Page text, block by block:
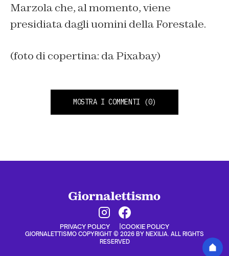
Marzola che, al momento, viene
presidiata dagli uomini della Forestale.
(foto di copertina: da Pixabay)
MOSTRA I COMMENTI (0)
PRIVACY POLICY COOKIE POLICY
GIORNALETTISMO COPYRIGHT © 2026 BY NEXILIA. ALL RIGHTS
RESERVED